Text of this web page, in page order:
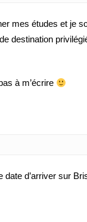
mes études et je
destination
à m’écrire
date d’arriver sur